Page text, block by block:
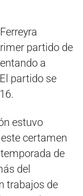
partido de
a
partido se
estuvo
certamen
de
del
trabajos de